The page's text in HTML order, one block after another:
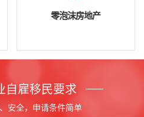
零泡沫房地产
自雇移民要求
安全，申请条件简单